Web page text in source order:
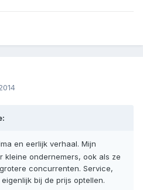
en eerlijk verhaal. Mijn
kleine ondernemers, ook als ze
concurrenten. Service,
bij de prijs optellen.